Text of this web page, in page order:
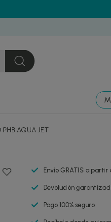
PHB AQUA JET
Envío GRATIS a partir
Devolución
Pago 100% seguro